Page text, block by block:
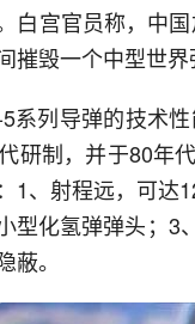
白宫官员称，中
摧毁一个中型世
系列导弹的技术
研制，并于80年
1、射程远，可达
型化氢弹弹头；3
蔽。